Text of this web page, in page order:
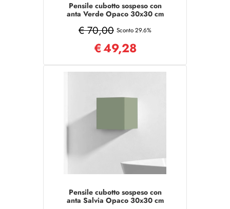
Pensile cubotto sospeso con
anta Verde Opaco 30x30 cm
€ 70,00 Sconto 29.6%
€49,28
Pensile cubotto sospeso con
anta Salvia Opaco 30x30 cm